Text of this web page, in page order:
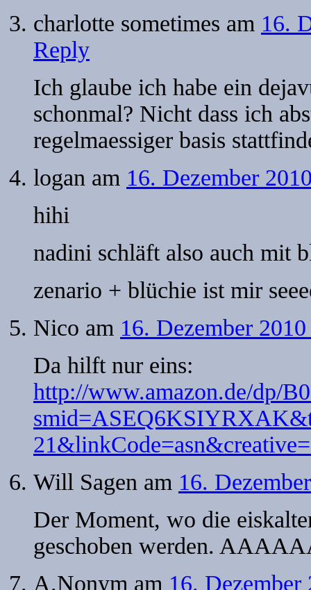
charlotte sometimes am 16.
Reply
Ich glaube ich habe ein
schonmal? Nicht dass ich
regelmaessiger basis
logan am 16. Dezember
hihi
nadini schläft also auch mit
zenario + blüchie ist mir
Nico am 16. Dezember
Da hilft nur eins:
http://www.amazon.de/dp/
Will Sagen am 16.
Der Moment, wo die
geschoben werden.
A.Nonym am 16.